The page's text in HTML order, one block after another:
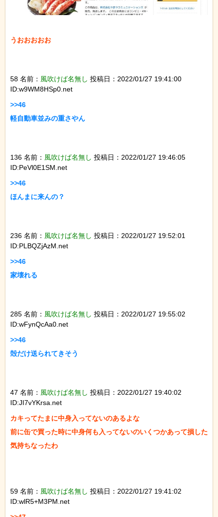
うおおおおお
58 名前： 風吹けば名無し 投稿日：2022/01/27 19:41:00
ID:w9WM8HSp0.net
>>46
軽自動車並みの重さやん
136 名前： 風吹けば名無し 投稿日：2022/01/27 19:46:05
ID:PeVl0E1SM.net
>>46
ほんまに来んの？
236 名前： 風吹けば名無し 投稿日：2022/01/27 19:52:01
ID:PLBQZjAzM.net
>>46
家壊れる
285 名前： 風吹けば名無し 投稿日：2022/01/27 19:55:02
ID:wFynQcAa0.net
>>46
殻だけ送られてきそう
47 名前： 風吹けば名無し 投稿日：2022/01/27 19:40:02
ID:JI7vYKrsa.net
カキってたまに中身入ってないのあるよな
前に缶で買った時に中身何も入ってないのいくつかあって損した
気持ちなったわ
59 名前： 風吹けば名無し 投稿日：2022/01/27 19:41:02
ID:wlR5+M3PM.net